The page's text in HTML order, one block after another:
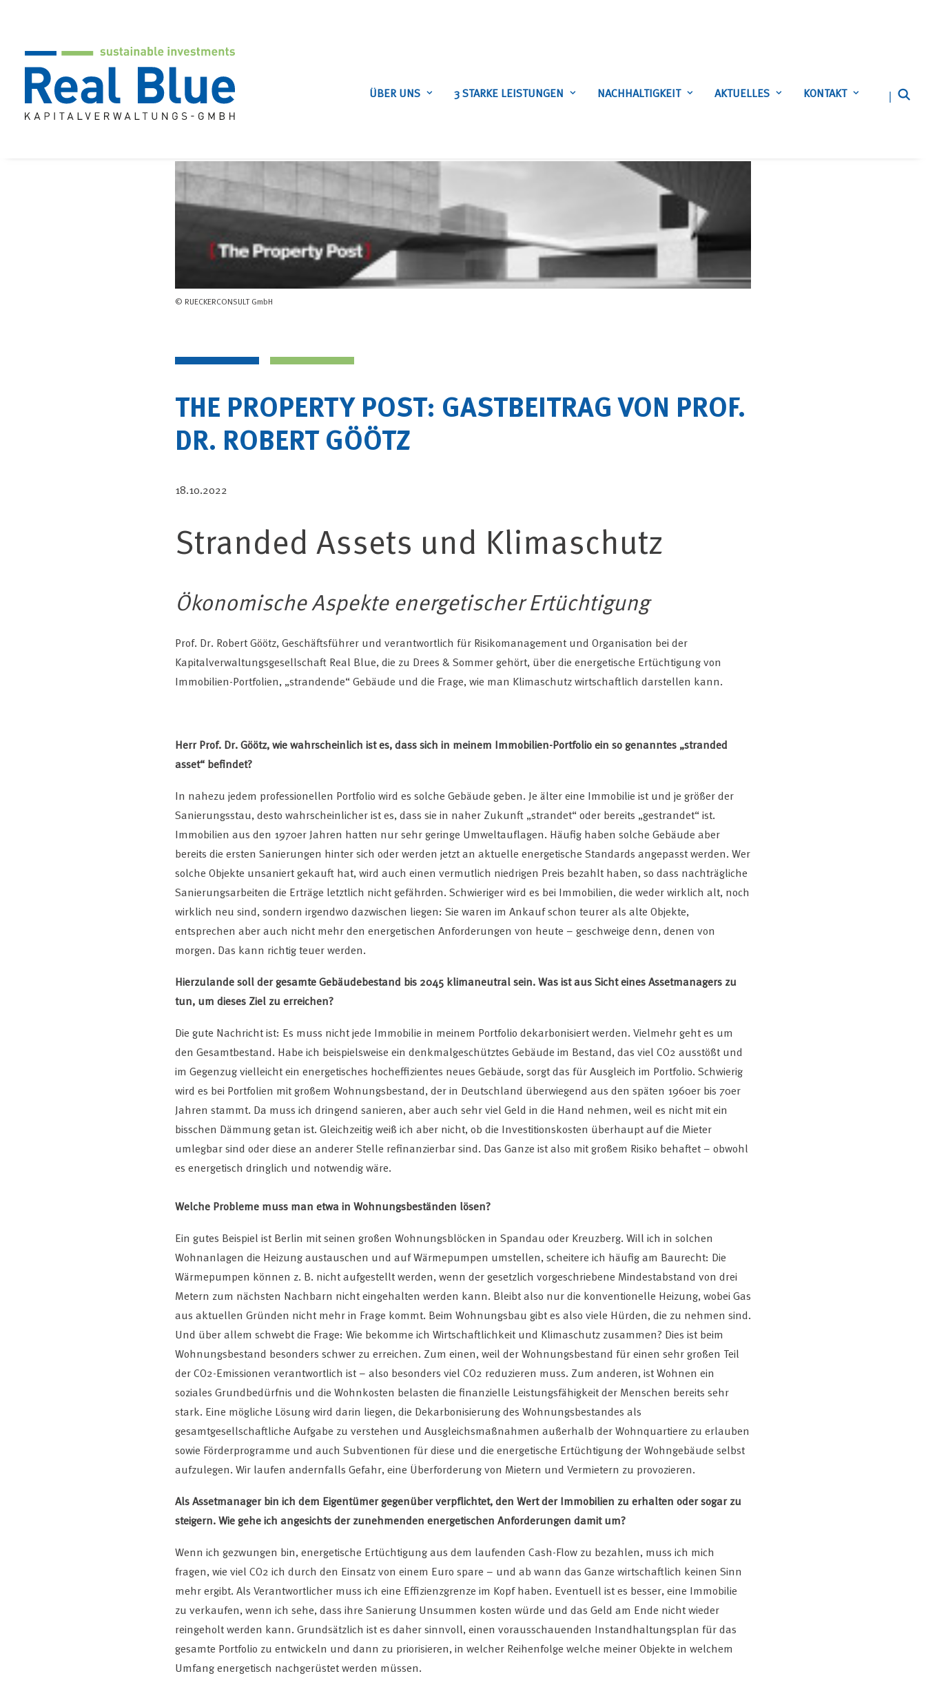
ÜBER UNS 3 STARKE LEISTUNGEN NACHHALTIGKEIT AKTUELLES KONTAKT
© RUECKERCONSULT GmbH
THE PROPERTY POST: GASTBEITRAG VON PROF.
DR. ROBERT GÖÖTZ
18.10.2022
Stranded Assets und Klimaschutz
Ökonomische Aspekte energetischer Ertüchtigung
Prof. Dr. Robert Göötz, Geschäftsführer und verantwortlich für Risikomanagement und Organisation bei der
Kapitalverwaltungsgesellschaft Real Blue, die zu Drees & Sommer gehört, über die energetische Ertüchtigung von
Immobilien-Portfolien, „strandende“ Gebäude und die Frage, wie man Klimaschutz wirtschaftlich darstellen kann.
Herr Prof. Dr. Göötz, wie wahrscheinlich ist es, dass sich in meinem Immobilien-Portfolio ein so genanntes „stranded
asset“ befindet?
In nahezu jedem professionellen Portfolio wird es solche Gebäude geben. Je älter eine Immobilie ist und je größer der
Sanierungsstau, desto wahrscheinlicher ist es, dass sie in naher Zukunft „strandet“ oder bereits „gestrandet“ ist.
Immobilien aus den 1970er Jahren hatten nur sehr geringe Umweltauflagen. Häufig haben solche Gebäude aber
bereits die ersten Sanierungen hinter sich oder werden jetzt an aktuelle energetische Standards angepasst werden. Wer
solche Objekte unsaniert gekauft hat, wird auch einen vermutlich niedrigen Preis bezahlt haben, so dass nachträgliche
Sanierungsarbeiten die Erträge letztlich nicht gefährden. Schwieriger wird es bei Immobilien, die weder wirklich alt, noch
wirklich neu sind, sondern irgendwo dazwischen liegen: Sie waren im Ankauf schon teurer als alte Objekte,
entsprechen aber auch nicht mehr den energetischen Anforderungen von heute – geschweige denn, denen von
morgen. Das kann richtig teuer werden.
Hierzulande soll der gesamte Gebäudebestand bis 2045 klimaneutral sein. Was ist aus Sicht eines Assetmanagers zu
tun, um dieses Ziel zu erreichen?
Die gute Nachricht ist: Es muss nicht jede Immobilie in meinem Portfolio dekarbonisiert werden. Vielmehr geht es um
den Gesamtbestand. Habe ich beispielsweise ein denkmalgeschütztes Gebäude im Bestand, das viel CO2 ausstößt und
im Gegenzug vielleicht ein energetisches hocheffizientes neues Gebäude, sorgt das für Ausgleich im Portfolio. Schwierig
wird es bei Portfolien mit großem Wohnungsbestand, der in Deutschland überwiegend aus den späten 1960er bis 70er
Jahren stammt. Da muss ich dringend sanieren, aber auch sehr viel Geld in die Hand nehmen, weil es nicht mit ein
bisschen Dämmung getan ist. Gleichzeitig weiß ich aber nicht, ob die Investitionskosten überhaupt auf die Mieter
umlegbar sind oder diese an anderer Stelle refinanzierbar sind. Das Ganze ist also mit großem Risiko behaftet – obwohl
es energetisch dringlich und notwendig wäre.
Welche Probleme muss man etwa in Wohnungsbeständen lösen?
Ein gutes Beispiel ist Berlin mit seinen großen Wohnungsblöcken in Spandau oder Kreuzberg. Will ich in solchen
Wohnanlagen die Heizung austauschen und auf Wärmepumpen umstellen, scheitere ich häufig am Baurecht: Die
Wärmepumpen können z. B. nicht aufgestellt werden, wenn der gesetzlich vorgeschriebene Mindestabstand von drei
Metern zum nächsten Nachbarn nicht eingehalten werden kann. Bleibt also nur die konventionelle Heizung, wobei Gas
aus aktuellen Gründen nicht mehr in Frage kommt. Beim Wohnungsbau gibt es also viele Hürden, die zu nehmen sind.
Und über allem schwebt die Frage: Wie bekomme ich Wirtschaftlichkeit und Klimaschutz zusammen? Dies ist beim
Wohnungsbestand besonders schwer zu erreichen. Zum einen, weil der Wohnungsbestand für einen sehr großen Teil
der CO2-Emissionen verantwortlich ist – also besonders viel CO2 reduzieren muss. Zum anderen, ist Wohnen ein
soziales Grundbedürfnis und die Wohnkosten belasten die finanzielle Leistungsfähigkeit der Menschen bereits sehr
stark. Eine mögliche Lösung wird darin liegen, die Dekarbonisierung des Wohnungsbestandes als
gesamtgesellschaftliche Aufgabe zu verstehen und Ausgleichsmaßnahmen außerhalb der Wohnquartiere zu erlauben
sowie Förderprogramme und auch Subventionen für diese und die energetische Ertüchtigung der Wohngebäude selbst
aufzulegen. Wir laufen andernfalls Gefahr, eine Überforderung von Mietern und Vermietern zu provozieren.
Als Assetmanager bin ich dem Eigentümer gegenüber verpflichtet, den Wert der Immobilien zu erhalten oder sogar zu
steigern. Wie gehe ich angesichts der zunehmenden energetischen Anforderungen damit um?
Wenn ich gezwungen bin, energetische Ertüchtigung aus dem laufenden Cash-Flow zu bezahlen, muss ich mich
fragen, wie viel CO2 ich durch den Einsatz von einem Euro spare – und ab wann das Ganze wirtschaftlich keinen Sinn
mehr ergibt. Als Verantwortlicher muss ich eine Effizienzgrenze im Kopf haben. Eventuell ist es besser, eine Immobilie
zu verkaufen, wenn ich sehe, dass ihre Sanierung Unsummen kosten würde und das Geld am Ende nicht wieder
reingeholt werden kann. Grundsätzlich ist es daher sinnvoll, einen vorausschauenden Instandhaltungsplan für das
gesamte Portfolio zu entwickeln und dann zu priorisieren, in welcher Reihenfolge welche meiner Objekte in welchem
Umfang energetisch nachgerüstet werden müssen.